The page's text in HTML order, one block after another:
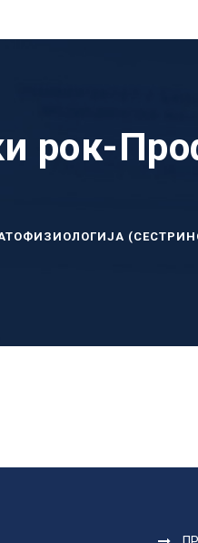
рок-